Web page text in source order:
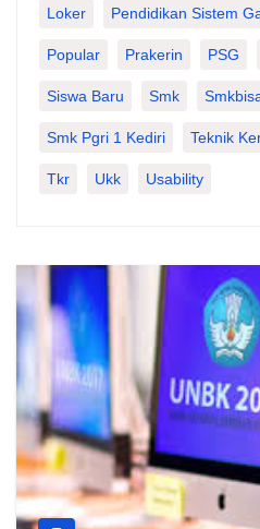
Loker Pendidikan Sistem
Popular Prakerin PSG
Siswa Baru Smk
Smk Pgri 1 Kediri Teknik
Tkr Ukk Usability